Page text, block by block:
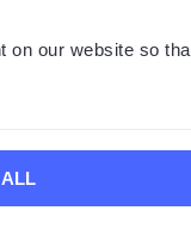
on our website so